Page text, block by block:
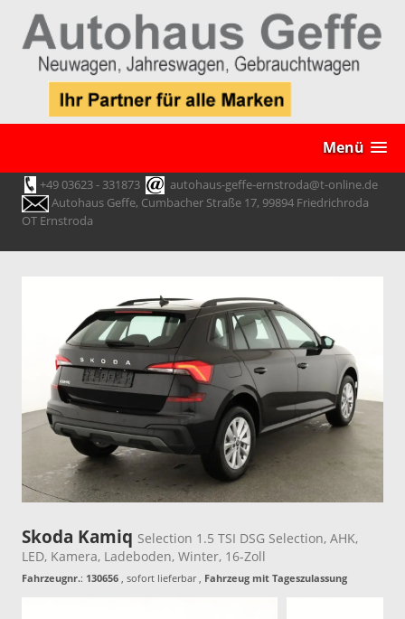
Menü
+49 03623 - 331873
autohaus-geffe-ernstroda@t-online.de
Autohaus Geffe, Cumbacher Straße 17, 99894 Friedrichroda
OT Ernstroda
Skoda Kamiq Selection 1.5 TSI DSG Selection, AHK,
LED, Kamera, Ladeboden, Winter, 16-Zoll
Fahrzeugnr.: 130656 , sofort lieferbar, Fahrzeug mit Tageszulassung